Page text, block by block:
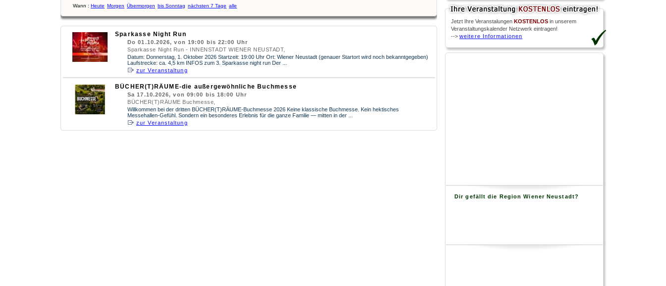
Wann : Heute Morgen Übermorgen bis Sonntag nächsten 7 Tage alle
Sparkasse Night Run
Do 01.10.2026, von 19:00 bis 22:00 Uhr
Sparkasse Night Run - INNENSTADT WIENER NEUSTADT,
Datum: Donnerstag, 1. Oktober 2026 Startzeit: 19:00 Uhr Ort: Wiener Neustadt (genauer Startort wird noch bekanntgegeben)
Laufstrecke: ca. 4,5 km INFOS zum 3. Sparkasse night run Der ...
zur Veranstaltung
BÜCHER(T)RÄUME-die außergewöhnliche Buchmesse
Sa 17.10.2026, von 09:00 bis 18:00 Uhr
BÜCHER(T)RÄUME Buchmesse,
Willkommen bei der dritten BÜCHER(T)RÄUME-Buchmesse 2026 Keine klassische Buchmesse. Kein hektisches
Messehallen-Gefühl. Sondern ein besonderes Erlebnis für die ganze Familie — mitten in der ...
zur Veranstaltung
Jetzt Ihre Veranstalungen KOSTENLOS in unserem
Veranstaltungskalender Netzwerk eintragen!
--> weitere Informationen
Dir gefällt die Region Wiener Neustadt?